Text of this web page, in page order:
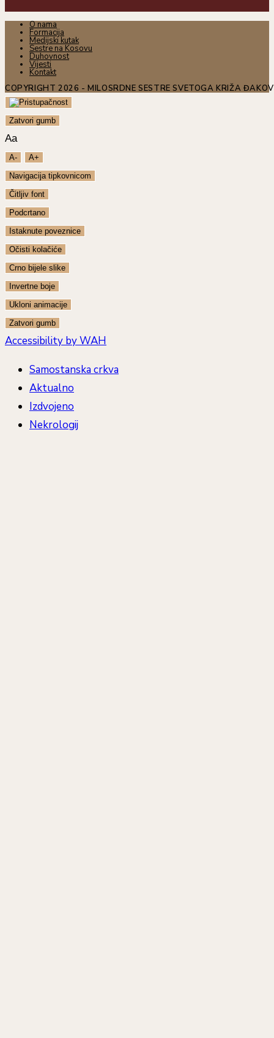
O nama
Formacija
Medijski kutak
Sestre na Kosovu
Duhovnost
Vijesti
Kontakt
COPYRIGHT 2026 - MILOSRDNE SESTRE SVETOGA KRIŽA
Zatvori gumb
Aa
A-
A+
Navigacija tipkovnicom
Čitljiv font
Podcrtano
Istaknute poveznice
Očisti kolačiće
Crno bijele slike
Invertne boje
Ukloni animacije
Zatvori gumb
Accessibility by WAH
Samostanska crkva
Aktualno
Izdvojeno
Nekrologij